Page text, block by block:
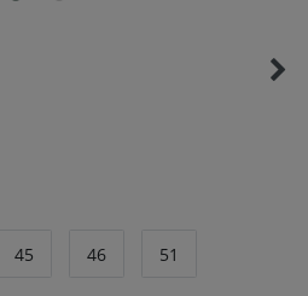
45 46 51